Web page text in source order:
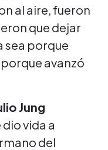
al aire, fueron
que dejar
sea porque
avanzó
Jung
vida a
del